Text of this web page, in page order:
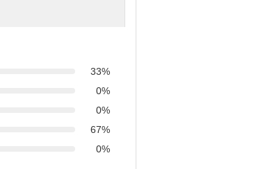
33%
0%
0%
67%
0%